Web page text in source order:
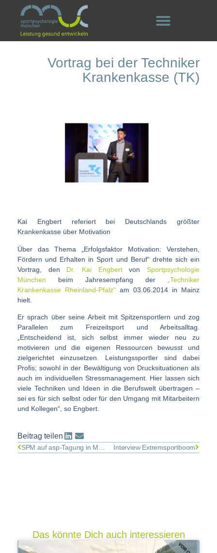
Vortrag bei der Techniker
Krankenkasse (TK)
Kai Engbert referiert bei Deutschlands größter
Krankenkasse über Motivation
Über das Thema „Erfolgsfaktor Motivation: Verstehen,
Fördern und Erhalten in Sport und Beruf“ drehte sich ein
Vortrag, den Dr. Kai EngbertvonSportpsychologie
München beim Jahresempfang der
„Techniker
Krankenkasse Rheinland-Pfalz“am 03.06.2014 in Mainz
hielt.
Er sprach über seine Arbeit mit Spitzensportlern und zog
Parallelen zum Freizeitsport und Arbeitsalltag.
„Entscheidend ist, sich selbst immer wieder neu zu
motivieren und die eigenen Ressourcen bewusst und
zielgerichtet einzusetzen. Leistungssportler sind dabei
Profis; sowohl in der Bewältigung von Drucksituationen als
auch im individuellen Stressmanagement. Hier lassen sich
viele Techniken und Ideen in die Berufswelt übertragen –
sei es für sich selbst oder für den Umgang mit Mitarbeitern
und Kollegen“, so Engbert.
Beitrag teilen
SPM auf asp-Tagung in München stark vertreten Interview Extremsportboom
Das könnte Dich auch interessieren